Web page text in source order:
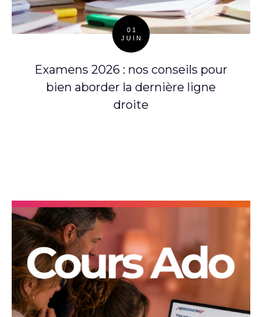
01
JUIN
Examens 2026 : nos conseils pour
bien aborder la dernière ligne
droite